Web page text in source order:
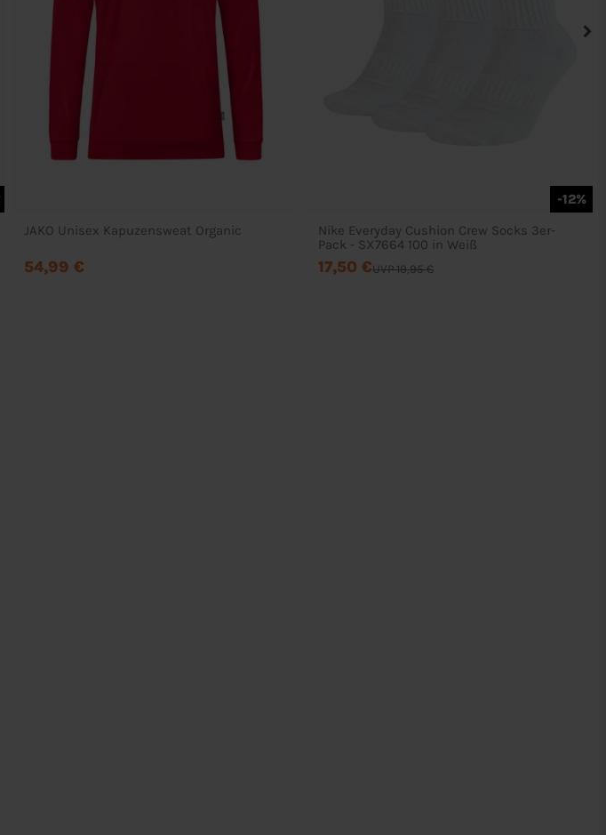
JAKO Unisex Kapuzensweat Organic
54,99 €
-12%
Nike Everyday Cushion Crew Socks 3er-
Pack - SX7664 100 in Weiß
UVP 19,95 €
17,50 €